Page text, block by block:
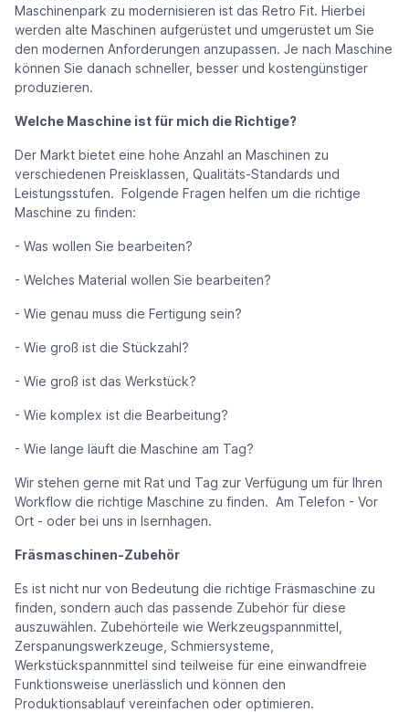
Maschinenpark zu modernisieren ist das Retro Fit. Hierbei
werden alte Maschinen aufgerüstet und umgerüstet um Sie
den modernen Anforderungen anzupassen. Je nach Maschine
können Sie danach schneller, besser und kostengünstiger
produzieren.
Welche Maschine ist für mich die Richtige?
Der Markt bietet eine hohe Anzahl an Maschinen zu
verschiedenen Preisklassen, Qualitäts-Standards und
Leistungsstufen. Folgende Fragen helfen um die richtige
Maschine zu finden:
- Was wollen Sie bearbeiten?
- Welches Material wollen Sie bearbeiten?
- Wie genau muss die Fertigung sein?
- Wie groß ist die Stückzahl?
- Wie groß ist das Werkstück?
- Wie komplex ist die Bearbeitung?
- Wie lange läuft die Maschine am Tag?
Wir stehen gerne mit Rat und Tag zur Verfügung um für Ihren
Workflow die richtige Maschine zu finden. Am Telefon - Vor
Ort - oder bei uns in Isernhagen.
Fräsmaschinen-Zubehör
Es ist nicht nur von Bedeutung die richtige Fräsmaschine zu
finden, sondern auch das passende Zubehör für diese
auszuwählen. Zubehörteile wie Werkzeugspannmittel,
Zerspanungswerkzeuge, Schmiersysteme,
Werkstückspannmittel sind teilweise für eine einwandfreie
Funktionsweise unerlässlich und können den
Produktionsablauf vereinfachen oder optimieren.